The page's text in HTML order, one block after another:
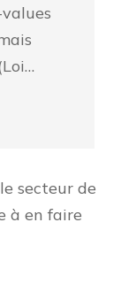
secteur de
à en faire